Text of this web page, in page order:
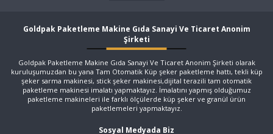
Goldpak Paketleme Makine Gıda Sanayi Ve Ticaret Anonim
Şirketi
Goldpak Paketleme Makine Gıda Sanayi Ve Ticaret Anonim Şirketi olarak
kuruluşumuzdan bu yana Tam Otomatik Küp şeker paketleme hattı, tekli küp
şeker sarma makinesi, stick şeker makinesi,dijital terazili tam otomatik
paketleme makinesi imalatı yapmaktayız. İmalatını yapmış olduğumuz
paketleme makineleri ile farklı ölçülerde küp şeker ve granül ürün
paketlemeleri yapmaktayız.
Sosyal Medyada Biz